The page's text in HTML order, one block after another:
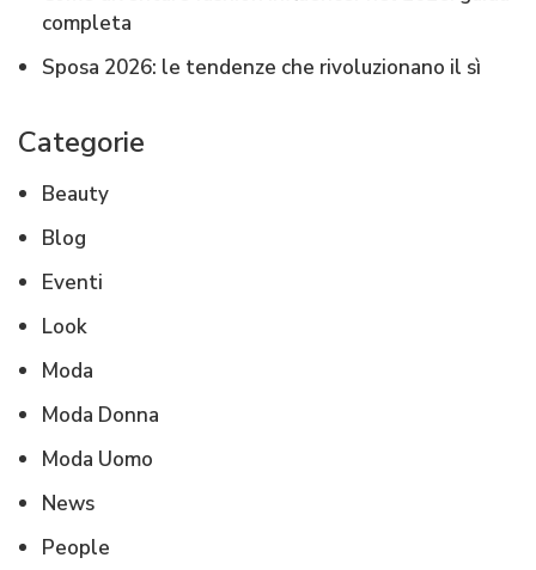
completa
Sposa 2026: le tendenze che rivoluzionano il sì
Categorie
Beauty
Blog
Eventi
Look
Moda
Moda Donna
Moda Uomo
News
People